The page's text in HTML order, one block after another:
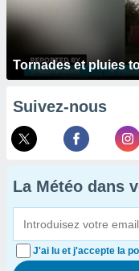
Tornades et pluies
Suivez-nous
La Météo dans
J'ai lu et j'accepte la